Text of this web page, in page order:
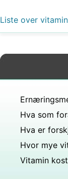
Vitamin